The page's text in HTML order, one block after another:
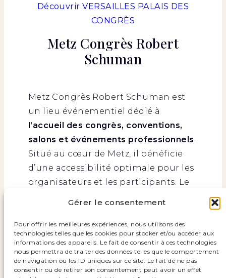
Gérer le consentement
Pour offrir les meilleures expériences, nous utilisons des
technologies telles que les cookies pour stocker et/ou accéder aux
informations des appareils. Le fait de consentir à ces technologies
nous permettra de traiter des données telles que le comportement
de navigation ou les ID uniques sur ce site. Le fait de ne pas
consentir ou de retirer son consentement peut avoir un effet
Découvrir VERSAILLES PALAIS DES
CONGRÈS
Metz Congrès Robert
Schuman
Metz Congrès Robert Schuman est
un lieu événementiel dédié à
l’accueil des congrès, conventions,
salons et événements professionnels
Situé au cœur de Metz, il bénéficie
d’une accessibilité optimale pour les
organisateurs et les participants. Le
fonctionnelle, pensée pour la
modularité des événements et la
fluidité des parcours. Le site dispose
de15 300 m² d’espaces